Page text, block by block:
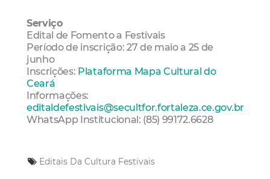
Serviço
Edital de Fomento a Festivais
Período de inscrição: 27 de maio a 25 de
junho
Inscrições: Plataforma Mapa Cultural do
Ceará
Informações:
editaldefestivais@secultfor.fortaleza.ce.gov.br
WhatsApp Institucional: (85) 99172.6628
Editais Da Cultura Festivais